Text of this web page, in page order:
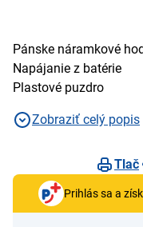
Pánske náramkové
Napájanie z batérie
Plastové puzdro
Zobraziť celý popis
Tlač
Prihlás sa a